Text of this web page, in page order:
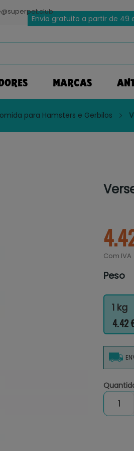
Envio gratuito a partir de 49
MARCAS
para Hamsters e Gerbilos
Com IVA
Peso
1 kg
4.42